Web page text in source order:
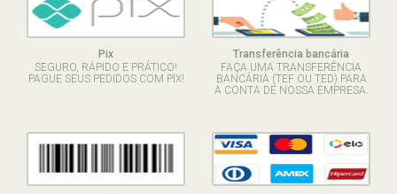
Pix
SEGURO, RÁPIDO E PRÁTICO!
PAGUE SEUS PEDIDOS COM PIX!
Transferência bancária
FAÇA UMA TRANSFERÊNCIA
BANCÁRIA (TEF OU TED) PARA
A CONTA DE NOSSA EMPRESA.